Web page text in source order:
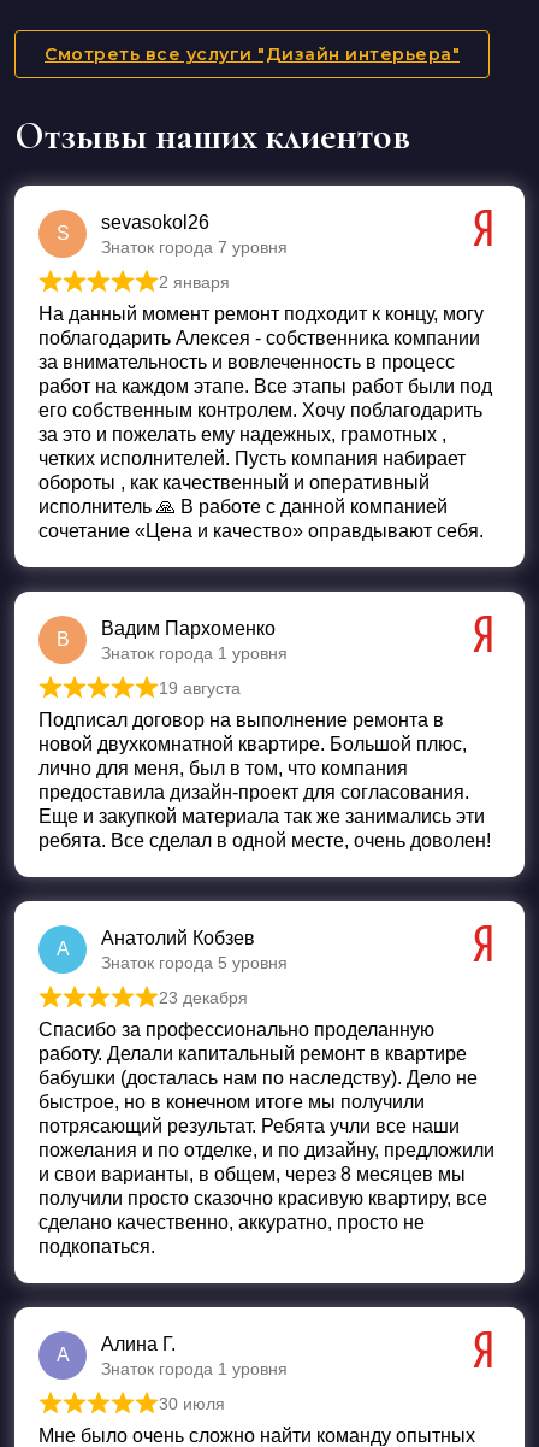
Смотреть все услуги "Дизайн интерьера"
Отзывы наших клиентов
S
sevasokol26
Знаток города 7 уровня
Оценка 5из 5
2 января
На данный момент ремонт подходит к концу, могу
поблагодарить Алексея - собственника компании
за внимательность и вовлеченность в процесс
работ на каждом этапе. Все этапы работ были под
его собственным контролем. Хочу поблагодарить
за это и пожелать ему надежных, грамотных ,
четких исполнителей. Пусть компания набирает
обороты , как качественный и оперативный
исполнитель 🙏 В работе с данной компанией
сочетание «Цена и качество» оправдывают себя.
В
Вадим Пархоменко
Знаток города 1 уровня
Оценка5 из 5
19 августа
Подписал договор на выполнение ремонта в
новой двухкомнатной квартире. Большой плюс,
лично для меня, был в том, что компания
предоставила дизайн-проект для согласования.
Еще и закупкой материала так же занимались эти
ребята. Все сделал в одной месте, очень доволен!
А
Анатолий Кобзев
Знаток города 5 уровня
Оценка5 из 5
23 декабря
Спасибо за профессионально проделанную
работу. Делали капитальный ремонт в квартире
бабушки (досталась нам по наследству). Дело не
быстрое, но в конечном итоге мы получили
потрясающий результат. Ребята учли все наши
пожелания и по отделке, и по дизайну, предложили
и свои варианты, в общем, через 8 месяцев мы
получили просто сказочно красивую квартиру, все
сделано качественно, аккуратно, просто не
подкопаться.
А
Алина Г.
Знаток города 1 уровня
Оценка 5 из 5
30 июля
Мне было очень сложно найти команду опытных